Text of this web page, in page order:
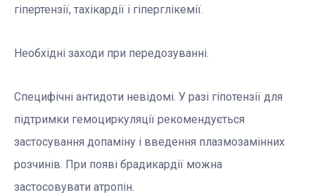
гіпертензії, тахікардії і гіперглікемії.
Необхідні заходи при передозуванні.
Специфічні антидоти невідомі. У разі гіпотензії для
підтримки гемоциркуляції рекомендується
застосування допаміну і введення плазмозамінних
розчинів. При появі брадикардії можна
застосовувати атропін.